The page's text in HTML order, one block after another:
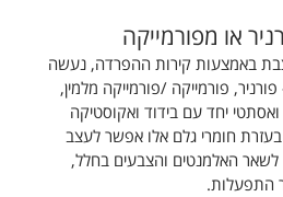
או מפורמייקה
באמצעות קירות ההפרדה, נעשה
פורמייקה /פורמייקה מלמין,
יחד עם בידוד ואקוסטיקה
חומרי גלם אלו אפשר לעצב
האלמנטים והצבעים בחלל,
התפעלות.